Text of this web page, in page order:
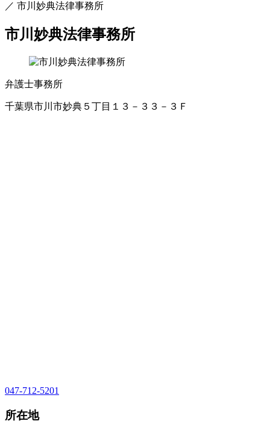
／ 市川妙典法律事務所
市川妙典法律事務所
弁護士事務所
千葉県市川市妙典５丁目１３－３３－３Ｆ
047-712-5201
所在地